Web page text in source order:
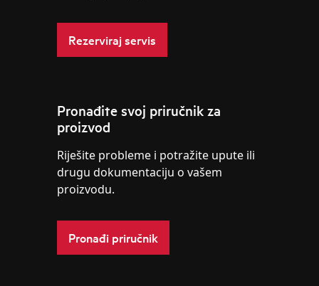
Rezerviraj servis
Pronađite svoj priručnik za
proizvod
Riješite probleme i potražite upute ili
drugu dokumentaciju o vašem
proizvodu.
Pronađi priručnik